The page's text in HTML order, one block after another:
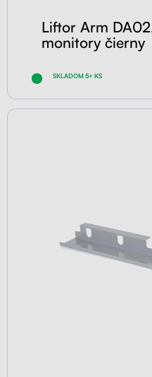
Liftor Arm
monitory čierny
SKLADOM 5+ KS